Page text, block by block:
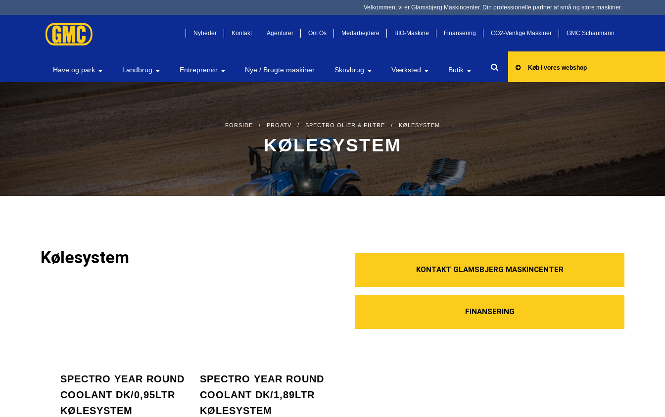
Velkommen, vi er Glamsbjerg Maskincenter. Din professionelle partner af små og store maskiner.
Nyheder Kontakt Agenturer Om Os Medarbejdere BIO-Maskine Finansering CO2-Venlige Maskiner GMC Schaumann
Have og park Landbrug Entreprenør Nye / Brugte maskiner Skovbrug Værksted Butik Køb i vores webshop
FORSIDE / PROATV / SPECTRO OLIER & FILTRE / KØLESYSTEM
KØLESYSTEM
Kølesystem
KONTAKT GLAMSBJERG MASKINCENTER
FINANSERING
SPECTRO YEAR ROUND
COOLANT DK/0,95LTR
KØLESYSTEM
SPECTRO YEAR ROUND
COOLANT DK/1,89LTR
KØLESYSTEM